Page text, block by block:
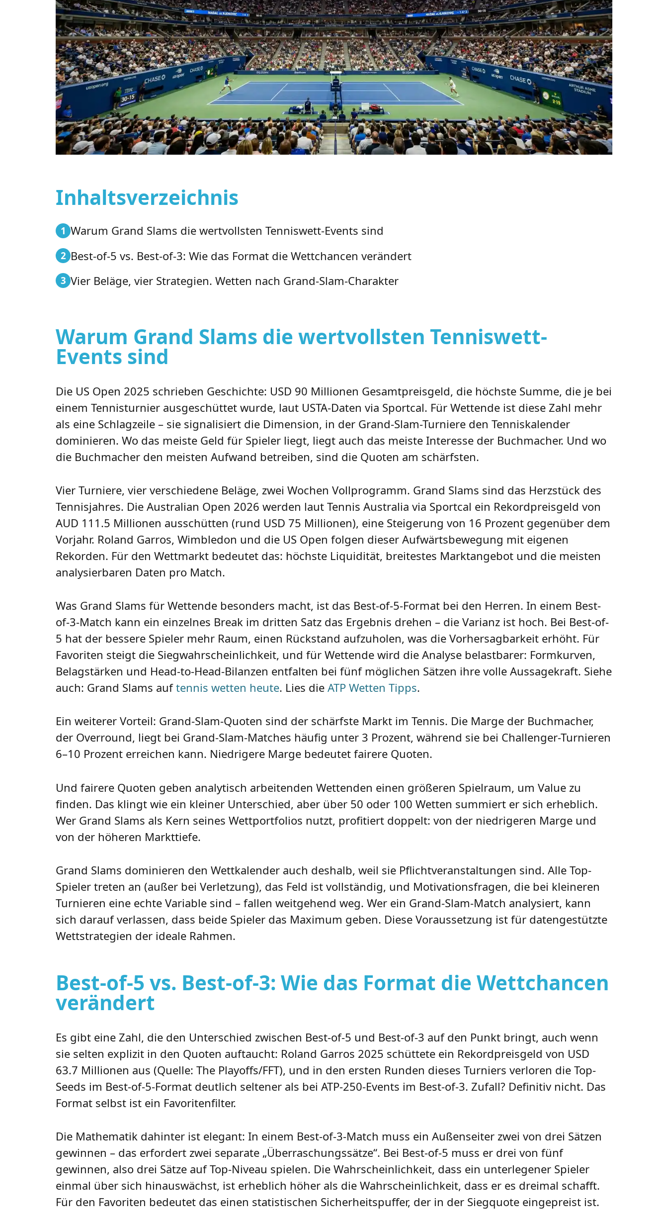
Inhaltsverzeichnis
Warum Grand Slams die wertvollsten Tenniswett-Events sind
Best-of-5 vs. Best-of-3: Wie das Format die Wettchancen verändert
Vier Beläge, vier Strategien. Wetten nach Grand-Slam-Charakter
Warum Grand Slams die wertvollsten Tenniswett-
Events sind
Die US Open 2025 schrieben Geschichte: USD 90 Millionen Gesamtpreisgeld, die höchste Summe, die je bei
einem Tennisturnier ausgeschüttet wurde, laut USTA-Daten via Sportcal. Für Wettende ist diese Zahl mehr
als eine Schlagzeile – sie signalisiert die Dimension, in der Grand-Slam-Turniere den Tenniskalender
dominieren. Wo das meiste Geld für Spieler liegt, liegt auch das meiste Interesse der Buchmacher. Und wo
die Buchmacher den meisten Aufwand betreiben, sind die Quoten am schärfsten.
Vier Turniere, vier verschiedene Beläge, zwei Wochen Vollprogramm. Grand Slams sind das Herzstück des
Tennisjahres. Die Australian Open 2026 werden laut Tennis Australia via Sportcal ein Rekordpreisgeld von
AUD 111.5 Millionen ausschütten (rund USD 75 Millionen), eine Steigerung von 16 Prozent gegenüber dem
Vorjahr. Roland Garros, Wimbledon und die US Open folgen dieser Aufwärtsbewegung mit eigenen
Rekorden. Für den Wettmarkt bedeutet das: höchste Liquidität, breitestes Marktangebot und die meisten
analysierbaren Daten pro Match.
Was Grand Slams für Wettende besonders macht, ist das Best-of-5-Format bei den Herren. In einem Best-
of-3-Match kann ein einzelnes Break im dritten Satz das Ergebnis drehen – die Varianz ist hoch. Bei Best-of-
5 hat der bessere Spieler mehr Raum, einen Rückstand aufzuholen, was die Vorhersagbarkeit erhöht. Für
Favoriten steigt die Siegwahrscheinlichkeit, und für Wettende wird die Analyse belastbarer: Formkurven,
Belagstärken und Head-to-Head-Bilanzen entfalten bei fünf möglichen Sätzen ihre volle Aussagekraft. Siehe
auch: Grand Slams auftennis wetten heute. Lies dieATP Wetten Tipps.
Ein weiterer Vorteil: Grand-Slam-Quoten sind der schärfste Markt im Tennis. Die Marge der Buchmacher,
der Overround, liegt bei Grand-Slam-Matches häufig unter 3 Prozent, während sie bei Challenger-Turnieren
6–10 Prozent erreichen kann. Niedrigere Marge bedeutet fairere Quoten.
Und fairere Quoten geben analytisch arbeitenden Wettenden einen größeren Spielraum, um Value zu
finden. Das klingt wie ein kleiner Unterschied, aber über 50 oder 100 Wetten summiert er sich erheblich.
Wer Grand Slams als Kern seines Wettportfolios nutzt, profitiert doppelt: von der niedrigeren Marge und
von der höheren Markttiefe.
Grand Slams dominieren den Wettkalender auch deshalb, weil sie Pflichtveranstaltungen sind. Alle Top-
Spieler treten an (außer bei Verletzung), das Feld ist vollständig, und Motivationsfragen, die bei kleineren
Turnieren eine echte Variable sind – fallen weitgehend weg. Wer ein Grand-Slam-Match analysiert, kann
sich darauf verlassen, dass beide Spieler das Maximum geben. Diese Voraussetzung ist für datengestützte
Wettstrategien der ideale Rahmen.
Best-of-5 vs. Best-of-3: Wie das Format die Wettchancen
verändert
Es gibt eine Zahl, die den Unterschied zwischen Best-of-5 und Best-of-3 auf den Punkt bringt, auch wenn
sie selten explizit in den Quoten auftaucht: Roland Garros 2025 schüttete ein Rekordpreisgeld von USD
63.7 Millionen aus (Quelle: The Playoffs/FFT), und in den ersten Runden dieses Turniers verloren die Top-
Seeds im Best-of-5-Format deutlich seltener als bei ATP-250-Events im Best-of-3. Zufall? Definitiv nicht. Das
Format selbst ist ein Favoritenfilter.
Die Mathematik dahinter ist elegant: In einem Best-of-3-Match muss ein Außenseiter zwei von drei Sätzen
gewinnen – das erfordert zwei separate „Überraschungssätze“. Bei Best-of-5 muss er drei von fünf
gewinnen, also drei Sätze auf Top-Niveau spielen. Die Wahrscheinlichkeit, dass ein unterlegener Spieler
einmal über sich hinauswächst, ist erheblich höher als die Wahrscheinlichkeit, dass er es dreimal schafft.
Für den Favoriten bedeutet das einen statistischen Sicherheitspuffer, der in der Siegquote eingepreist ist.